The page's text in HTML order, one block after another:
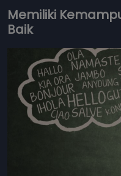
Memiliki
Baik